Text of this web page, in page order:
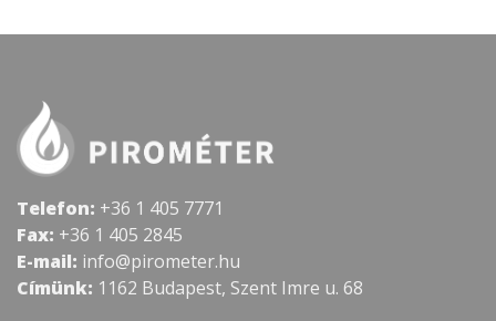
Telefon: +36 1 405 7771
Fax: +36 1 405 2845
E-mail: info@pirometer.hu
Címünk: 1162 Budapest, Szent Imre u. 68